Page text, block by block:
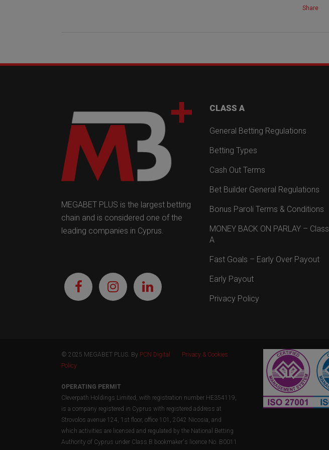
Share
MEGABET PLUS is the largest betting
chain and is considered one of the
leading companies in Cyprus.
CLASS A
General Betting Regulations
Betting Types
Cash Out Terms
Bet Builder General Regulations
Bonus Paroli Terms & Conditions
MONEY BACK ON PARLAY – Class
A
Fast Goals – Early Over Payout
Early Payout
Privacy Policy
© 2025 MEGABET PLUS. By PCN Digital
Privacy & Cookies
Policy
OPERATING PERMIT
Cleverpath Holdings Limited, with registration number HE354119,
is a company registered in Cyprus with registered address at
Strovolos avenue 124, 1st floor, office 101, 2042 Nicosia, and
which activities are licensed and regulated by the National Betting
Authority of Cyprus under Class B bookmaker's licence No. B0011